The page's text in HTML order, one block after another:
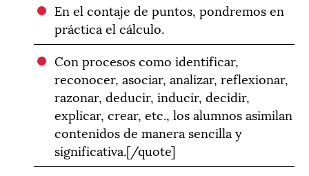
En el contaje de puntos, pondremos en
práctica el cálculo.
Con procesos como identificar,
reconocer, asociar, analizar, reflexionar,
razonar, deducir, inducir, decidir,
explicar, crear, etc., los alumnos asimilan
contenidos de manera sencilla y
significativa.[/quote]